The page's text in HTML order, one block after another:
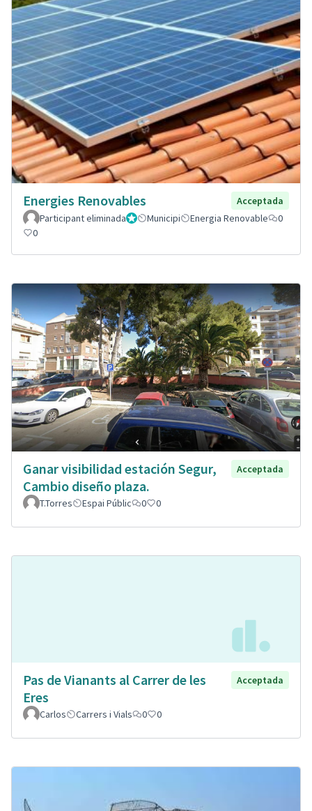
Energies Renovables
Acceptada
Participant eliminadaAdministrador
Municipi Energia Renovable
0
0
Ganar visibilidad estación Segur,
Cambio diseño plaza.
Acceptada
T.Torres Espai Públic 0 0
Pas de Vianants al Carrer de les
Eres
Acceptada
Carlos Carrers i Vials 0 0